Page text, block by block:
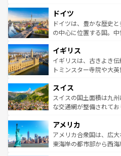
せる。地方によって風
ンテンツ一覧を参照し
で、幅広い魅力が詰ま
聖堂、美しいビーチ、
から魅了する。また、
いる。シャンパンの発祥
香り高いラベンダー畑
らに、パリ以外の地域
れる地方に足を運ぶと
きるだろう。
を参照してほしい。
ドイツ
ドイツは、豊かな歴史
の中心に位置する国。
顔を持つこの国は、どこ
ルリンの文化的活気、
してライン川沿いのワ
は、お酒好きな人にはぜひ体験
ドイツ情報はコンテン
イギリス
イギリスは、古きよき
トミンスター寺院や大
リアごとに異なる魅力
ティー、ビール好きに
戦など、本場だからこ
ンツ一覧を参照してほし
スイス
スイスの国土面積は九
な交通網が整備されて
の建物がそのまま残る町
博物館もあり、アルプス
ことができる。国民の
アメリカ
アメリカ合衆国は、広大
東海岸の都市部から西